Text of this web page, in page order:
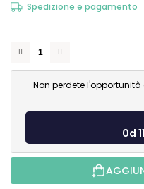
Spedizione e pagamento
Non perdete
0d